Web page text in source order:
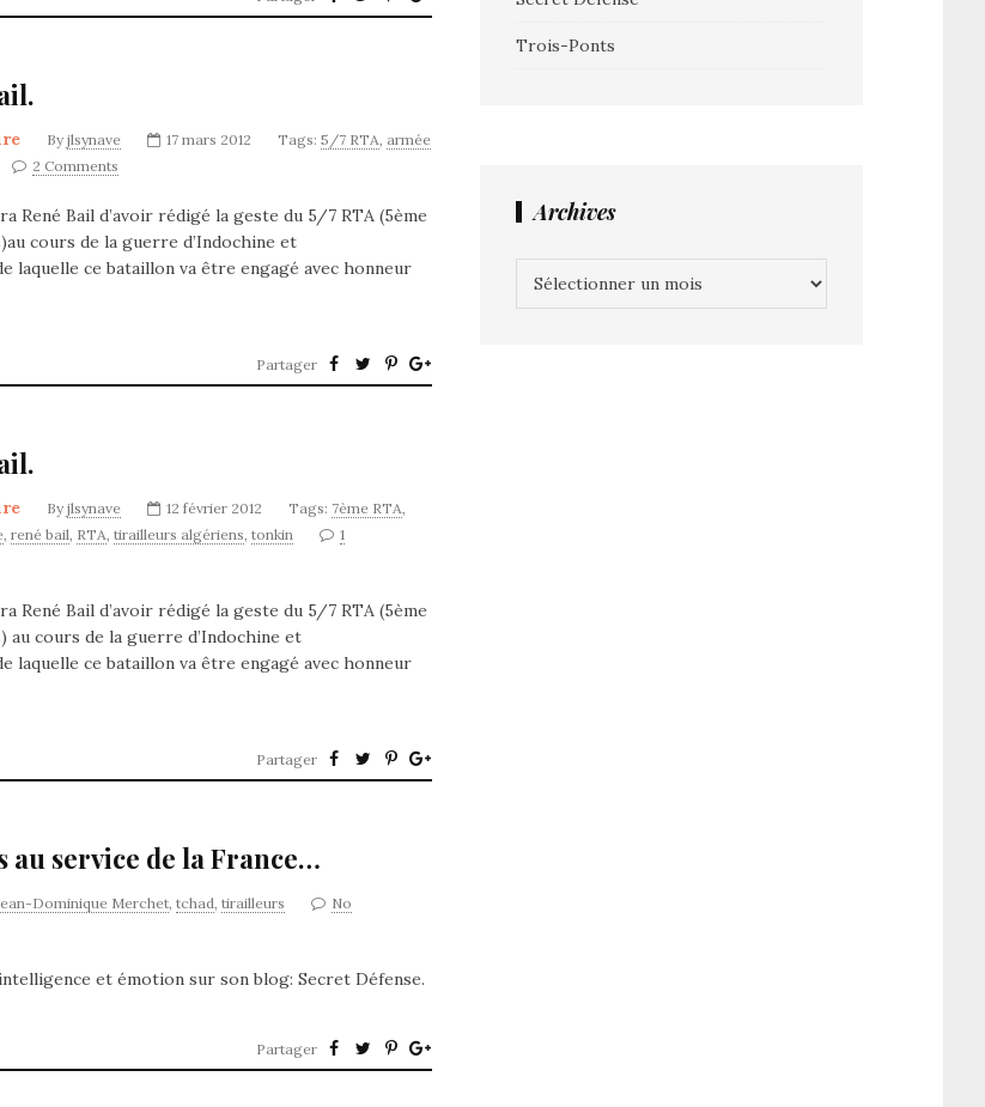
By jlsynave 17 mars 2012 Tags: 5/7 RTA, armée
2 Comments
Bail d’avoir rédigé la geste du 5/7 RTA (5ème
cours de la guerre d’Indochine et
laquelle ce bataillon va être engagé avec honneur
Partager
By jlsynave 12 février 2012 Tags: 7ème RTA,
, rené bail, RTA, tirailleurs algériens, tonkin
1
Bail d’avoir rédigé la geste du 5/7 RTA (5ème
cours de la guerre d’Indochine et
laquelle ce bataillon va être engagé avec honneur
Partager
service de la France…
Dominique Merchet, tchad, tirailleurs
No
et émotion sur son blog: Secret Défense.
Partager
Trois-Ponts
Archives